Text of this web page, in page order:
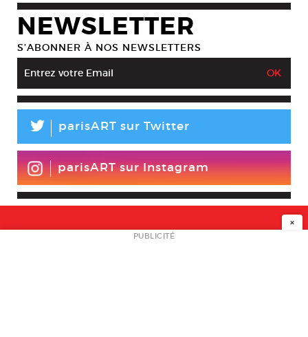
NEWSLETTER
S’ABONNER À NOS NEWSLETTERS
L parisART sur Twitter
parisART sur Instagram
NEWSLETTER
×
PUBLICITÉ